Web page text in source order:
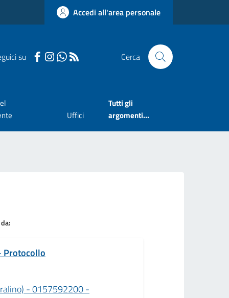
Accedi all'area personale
su Cerca
Uffici
Tutti gli
argomenti...
Protocollo
- 0157592200 -